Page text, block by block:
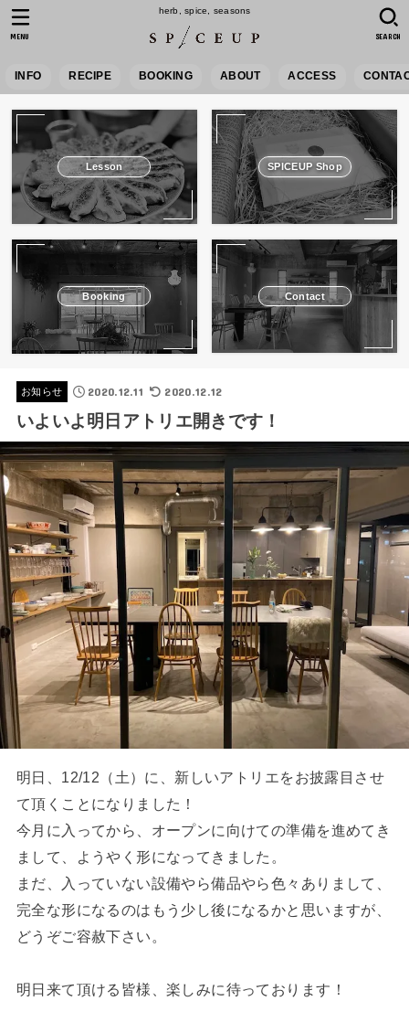
herb, spice, seasons
INFO RECIPE BOOKING ABOUT ACCESS
SEARCH
MENU
Lesson SPICEUP Shop
Booking Contact
お知らせ 2020.12.11 2020.12.12
いよいよ明日アトリエ開きです！
明日、12/12（土）に、新しいアトリエをお披露目させ
て頂くことになりました！
今月に入ってから、オープンに向けての準備を進めてき
まして、ようやく形になってきました。
まだ、入っていない設備やら備品やら色々ありまして、
完全な形になるのはもう少し後になるかと思いますが、
どうぞご容赦下さい。
明日来て頂ける皆様、楽しみに待っております！